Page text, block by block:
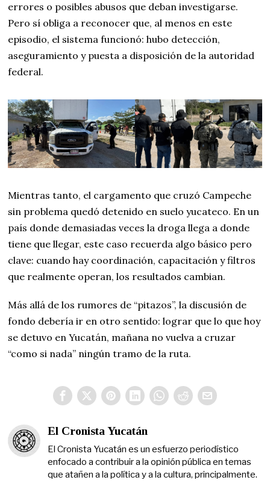
errores o posibles abusos que deban investigarse.
Pero sí obliga a reconocer que, al menos en este
episodio, el sistema funcionó: hubo detección,
aseguramiento y puesta a disposición de la autoridad
federal.
Mientras tanto, el cargamento que cruzó Campeche
sin problema quedó detenido en suelo yucateco. En un
país donde demasiadas veces la droga llega a donde
tiene que llegar, este caso recuerda algo básico pero
clave: cuando hay coordinación, capacitación y filtros
que realmente operan, los resultados cambian.
Más allá de los rumores de “pitazos”, la discusión de
fondo debería ir en otro sentido: lograr que lo que hoy
se detuvo en Yucatán, mañana no vuelva a cruzar
“como si nada” ningún tramo de la ruta.
El Cronista Yucatán
El Cronista Yucatán es un esfuerzo periodístico
enfocado a contribuir a la opinión pública en temas
que atañen a la política y a la cultura, principalmente.